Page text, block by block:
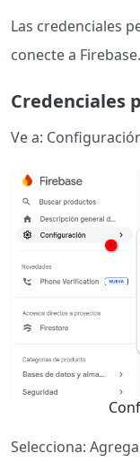
Las credenciales
conecte a Firebase.
Credenciales
Ve a:
Selecciona: